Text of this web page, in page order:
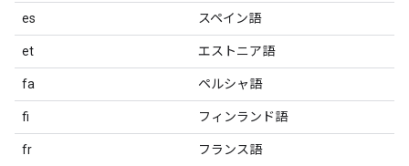
es スペイン語
et エストニア語
fa ペルシャ語
fi フィンランド語
fr フランス語